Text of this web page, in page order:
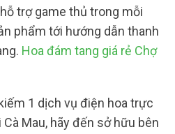
trợ game thủ trong mỗi
phẩm tới hướng dẫn thanh
Hoa đám tang giá rẻ Chợ
1 dịch vụ điện hoa trực
Mau, hãy đến sở hữu bên